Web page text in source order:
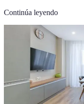
Continúa leyendo